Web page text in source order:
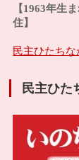
【1963年生
住】
民主ひたち
民主ひた